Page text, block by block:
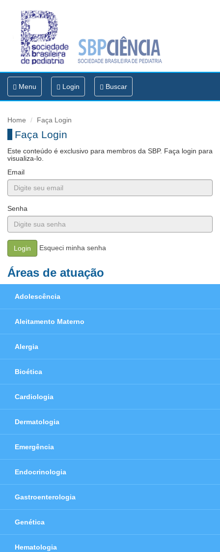
Toggle
navigation
Menu Login Buscar
Home Faça Login
Faça Login
Este conteúdo é exclusivo para membros da SBP. Faça login para
visualiza-lo.
Email
Senha
Login Esqueci minha senha
Áreas de atuação
Adolescência
Aleitamento Materno
Alergia
Bioética
Cardiologia
Dermatologia
Emergência
Endocrinologia
Gastroenterologia
Genética
Hematologia